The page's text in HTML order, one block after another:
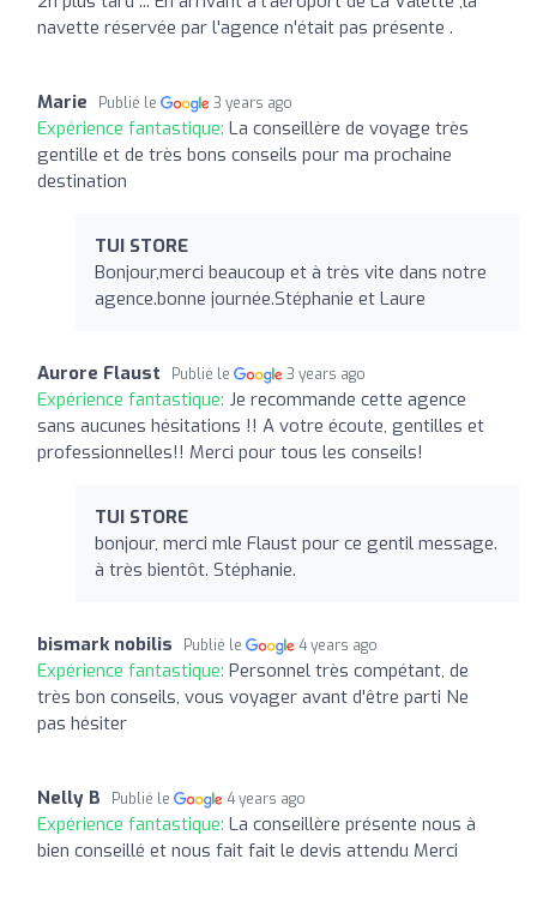
navette réservée par l'agence n'était pas présente .
Marie Publié le 3 years ago
Expérience fantastique: La conseillère de voyage très
gentille et de très bons conseils pour ma prochaine
destination
TUI STORE
Bonjour,merci beaucoup et à très vite dans notre
agence.bonne journée.Stéphanie et Laure
Aurore Flaust Publié le 3 years ago
Expérience fantastique: Je recommande cette agence
sans aucunes hésitations !! A votre écoute, gentilles et
professionnelles!! Merci pour tous les conseils!
TUI STORE
bonjour, merci mle Flaust pour ce gentil message.
à très bientôt. Stéphanie.
bismark nobilis Publié le 4 years ago
Expérience fantastique: Personnel très compétant, de
très bon conseils, vous voyager avant d'être parti Ne
pas hésiter
Nelly B Publié le 4 years ago
Expérience fantastique: La conseillère présente nous à
bien conseillé et nous fait fait le devis attendu Merci